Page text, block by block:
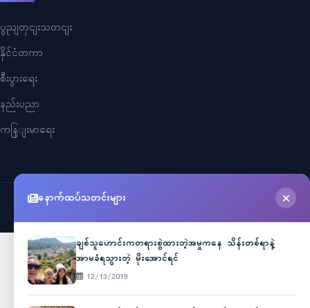
ပွညျတှငျးသတငျး
နိုင်ငံတကာ
စီးပွားရေး
နည်းပညာ
ကနြျးမာရေး
Myanmar Cele News
နောက်ထပ်သတင်းများ
ချစ်သူဟောင်းကတရားစွဲထားတဲ့အမှုကနေ သိန်းတစ်ရာနဲ့
အာမခံရသွားတဲ့ မိုးအောင်ရင်
12/13/2019